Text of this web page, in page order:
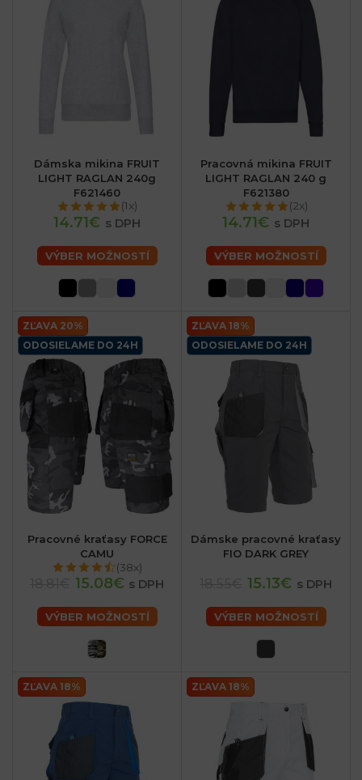
Dámska mikina FRUIT
LIGHT RAGLAN 240g
F621460
(1x)
14.71€ s DPH
VÝBER MOŽNOSTÍ
Pracovná mikina FRUIT
LIGHT RAGLAN 240 g
F621380
(2x)
14.71€ s DPH
VÝBER MOŽNOSTÍ
ZĽAVA 20%
ODOSIELAME DO 24H
Pracovné kraťasy FORCE
CAMU
(38x)
15.08€ s DPH
VÝBER MOŽNOSTÍ
ZĽAVA 18%
ODOSIELAME DO 24H
Dámske pracovné kraťasy
FIO DARK GREY
15.13€ s DPH
VÝBER MOŽNOSTÍ
ZĽAVA 18% ZĽAVA 18%